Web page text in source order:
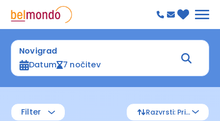
Novigrad
Datum
7 nočitev
Filter Razvrsti: Privzeto